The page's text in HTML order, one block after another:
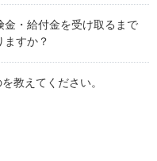
しん就業不能保障保険
しんねんきん介護Ｒ
福祉団体定期保険のお手続き
しするとき
・給付金を受け取るまで
ますか？
教えてください。